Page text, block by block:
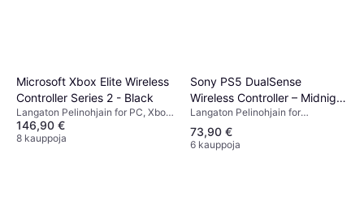
Microsoft Xbox Elite Wireless
Controller Series 2 - Black
Langaton Pelinohjain for PC, Xbox
One, Xbox Series X
146,90 €
8 kauppoja
Sony PS5 DualSense
Wireless Controller – Midnight
Black
Langaton Pelinohjain for
PlayStation 5, iOS, Android, PC,
Mac, Matkapuhelin
73,90 €
6 kauppoja